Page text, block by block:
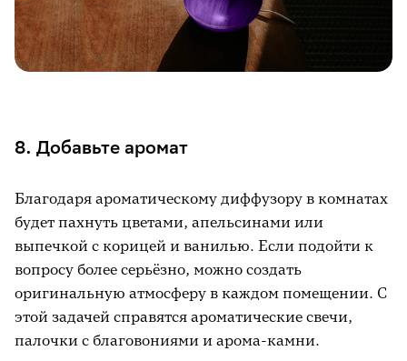
8. Добавьте аромат
Благодаря ароматическому диффузору в комнатах
будет пахнуть цветами, апельсинами или
выпечкой с корицей и ванилью. Если подойти к
вопросу более серьёзно, можно создать
оригинальную атмосферу в каждом помещении. С
этой задачей справятся ароматические свечи,
палочки с благовониями и арома-камни.